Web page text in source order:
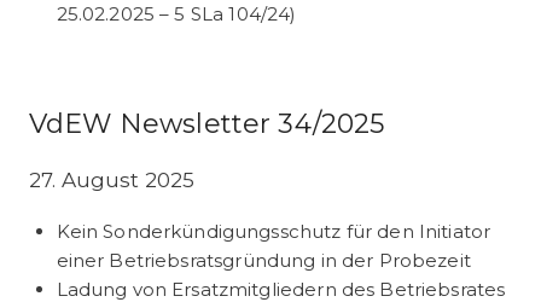
25.02.2025 – 5 SLa 104/24)
VdEW Newsletter 34/2025
27. August 2025
Kein Sonderkündigungsschutz für den Initiator
einer Betriebsratsgründung in der Probezeit
Ladung von Ersatzmitgliedern des Betriebsrates